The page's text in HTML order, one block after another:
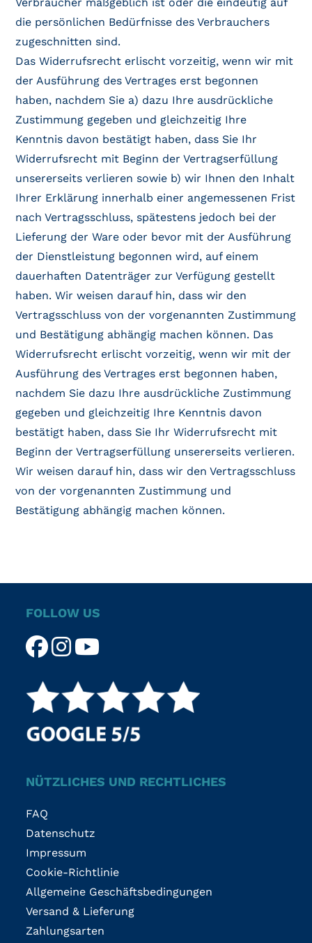
die persönlichen Bedürfnisse des Verbrauchers
zugeschnitten sind.
Das Widerrufsrecht erlischt vorzeitig, wenn wir mit
der Ausführung des Vertrages erst begonnen
haben, nachdem Sie a) dazu Ihre ausdrückliche
Zustimmung gegeben und gleichzeitig Ihre
Kenntnis davon bestätigt haben, dass Sie Ihr
Widerrufsrecht mit Beginn der Vertragserfüllung
unsererseits verlieren sowie b) wir Ihnen den Inhalt
Ihrer Erklärung innerhalb einer angemessenen Frist
nach Vertragsschluss, spätestens jedoch bei der
Lieferung der Ware oder bevor mit der Ausführung
der Dienstleistung begonnen wird, auf einem
dauerhaften Datenträger zur Verfügung gestellt
haben. Wir weisen darauf hin, dass wir den
Vertragsschluss von der vorgenannten Zustimmung
und Bestätigung abhängig machen können. Das
Widerrufsrecht erlischt vorzeitig, wenn wir mit der
Ausführung des Vertrages erst begonnen haben,
nachdem Sie dazu Ihre ausdrückliche Zustimmung
gegeben und gleichzeitig Ihre Kenntnis davon
bestätigt haben, dass Sie Ihr Widerrufsrecht mit
Beginn der Vertragserfüllung unsererseits verlieren.
Wir weisen darauf hin, dass wir den Vertragsschluss
von der vorgenannten Zustimmung und
Bestätigung abhängig machen können.
FOLLOW US
NÜTZLICHES UND RECHTLICHES
FAQ
Datenschutz
Impressum
Cookie-Richtlinie
Allgemeine Geschäftsbedingungen
Versand & Lieferung
Zahlungsarten